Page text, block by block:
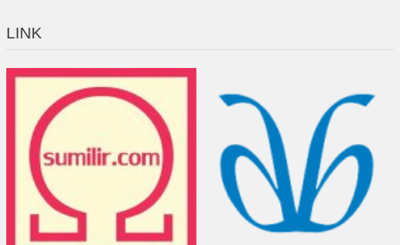
LINK